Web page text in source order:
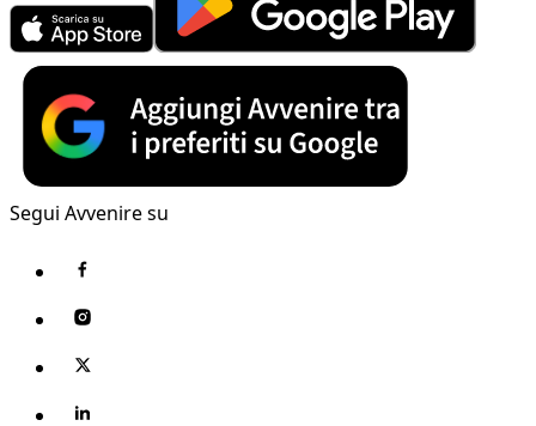
Segui Avvenire su